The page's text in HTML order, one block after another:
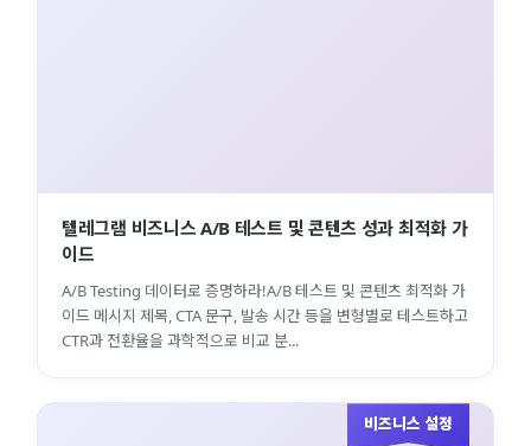
텔레그램 비즈니스 A/B 테스트 및 콘텐츠 성과 최적화 가
이드
A/B Testing 데이터로 증명하라!A/B 테스트 및 콘텐츠 최적화 가
이드 메시지 제목, CTA 문구, 발송 시간 등을 변형별로 테스트하고
CTR과 전환율을 과학적으로 비교 분...
비즈니스 설정